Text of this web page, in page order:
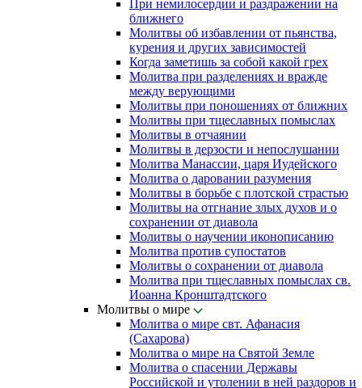
При немилосердии и раздражении на
ближнего
Молитвы об избавлении от пьянства,
курения и других зависимостей
Когда заметишь за собой какой грех
Молитва при разделениях и вражде
между верующими
Молитвы при поношениях от ближних
Молитвы при тщеславных помыслах
Молитвы в отчаянии
Молитвы в дерзости и непослушании
Молитва Манассии, царя Иудейского
Молитва о даровании разумения
Молитвы в борьбе с плотской страстью
Молитвы на отгнание злых духов и о
сохранении от диавола
Молитвы о научении иконописанию
Молитва против супостатов
Молитвы о сохранении от диавола
Молитва при тщеславных помыслах св.
Иоанна Кронштадтского
Молитвы о мире
Молитва о мире свт. Афанасия
(Сахарова)
Молитва о мире на Святой Земле
Молитва о спасении Державы
Российской и утолении в ней раздоров и